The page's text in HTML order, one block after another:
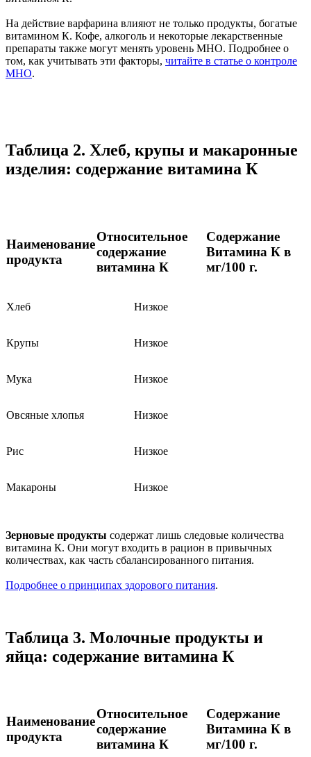
На действие варфарина влияют не только продукты, богатые
витамином К. Кофе, алкоголь и некоторые лекарственные
препараты также могут менять уровень МНО. Подробнее о
том, как учитывать эти факторы, читайте в статье о контроле
МНО.
Таблица 2. Хлеб, крупы и макаронные
изделия: содержание витамина К
Наименование
продукта
Относительное
содержание
витамина К
Содержание
Витамина К в
мг/100 г.
Хлеб Низкое
Крупы Низкое
Мука Низкое
Овсяные хлопья Низкое
Рис Низкое
Макароны Низкое
Зерновые продукты содержат лишь следовые количества
витамина К. Они могут входить в рацион в привычных
количествах, как часть сбалансированного питания.
Подробнее о принципах здорового питания.
Таблица 3. Молочные продукты и
яйца: содержание витамина К
Наименование
продукта
Относительное
содержание
витамина К
Содержание
Витамина К в
мг/100 г.